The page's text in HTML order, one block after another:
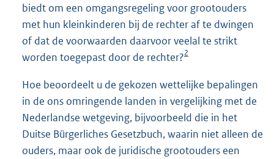
biedt om een omgangsregeling voor grootouders
met hun kleinkinderen bij de rechter af te dwingen
of dat de voorwaarden daarvoor veelal te strikt
worden toegepast door de rechter?2
Hoe beoordeelt u de gekozen wettelijke bepalingen
in de ons omringende landen in vergelijking met de
Nederlandse wetgeving, bijvoorbeeld die in het
Duitse Bürgerliches Gesetzbuch, waarin niet alleen de
ouders, maar ook de juridische grootouders een